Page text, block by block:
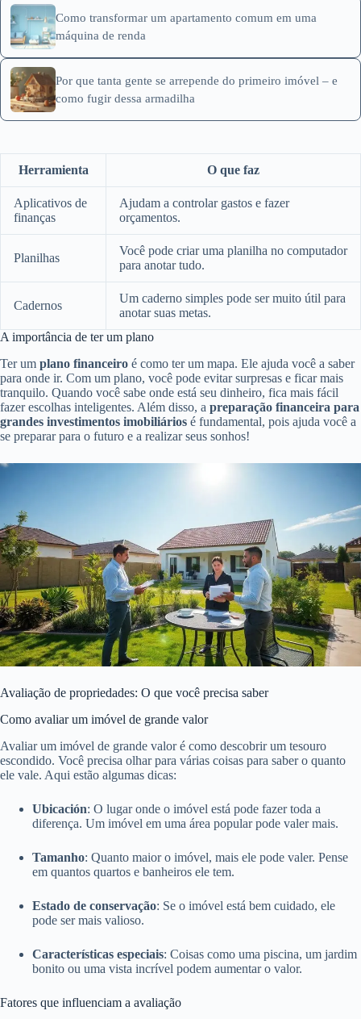
Como transformar um apartamento comum em uma
máquina de renda
Por que tanta gente se arrepende do primeiro imóvel – e
como fugir dessa armadilha
Herramienta O que faz
Aplicativos de
finanças
Ajudam a controlar gastos e fazer
orçamentos.
Planilhas
Você pode criar uma planilha no computador
para anotar tudo.
Cadernos
Um caderno simples pode ser muito útil para
anotar suas metas.
A importância de ter um plano
Ter um plano financeiro é como ter um mapa. Ele ajuda você a saber
para onde ir. Com um plano, você pode evitar surpresas e ficar mais
tranquilo. Quando você sabe onde está seu dinheiro, fica mais fácil
fazer escolhas inteligentes. Além disso, a preparação financeira para
grandes investimentos imobiliários é fundamental, pois ajuda você a
se preparar para o futuro e a realizar seus sonhos!
Avaliação de propriedades: O que você precisa saber
Como avaliar um imóvel de grande valor
Avaliar um imóvel de grande valor é como descobrir um tesouro
escondido. Você precisa olhar para várias coisas para saber o quanto
ele vale. Aqui estão algumas dicas:
Ubicación: O lugar onde o imóvel está pode fazer toda a
diferença. Um imóvel em uma área popular pode valer mais.
Tamanho: Quanto maior o imóvel, mais ele pode valer. Pense
em quantos quartos e banheiros ele tem.
Estado de conservação: Se o imóvel está bem cuidado, ele
pode ser mais valioso.
Características especiais: Coisas como uma piscina, um jardim
bonito ou uma vista incrível podem aumentar o valor.
Fatores que influenciam a avaliação